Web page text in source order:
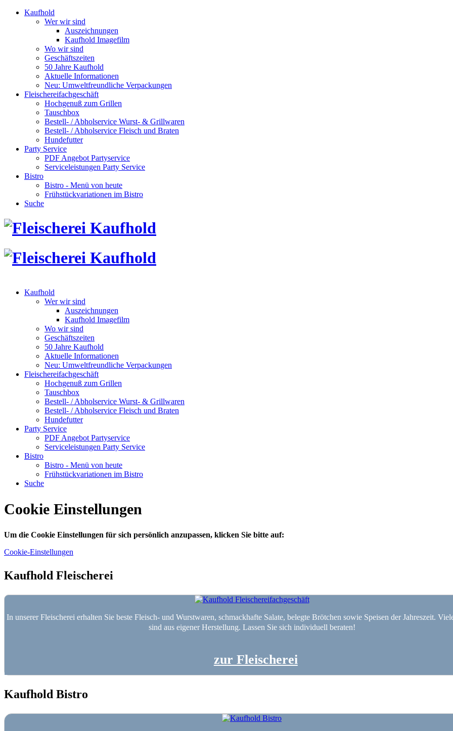
Kaufhold
Wer wir sind
Auszeichnungen
Kaufhold Imagefilm
Wo wir sind
Geschäftszeiten
50 Jahre Kaufhold
Aktuelle Informationen
Neu: Umweltfreundliche Verpackungen
Fleischereifachgeschäft
Hochgenuß zum Grillen
Tauschbox
Bestell- / Abholservice Wurst- & Grillwaren
Bestell- / Abholservice Fleisch und Braten
Hundefutter
Party Service
PDF Angebot Partyservice
Serviceleistungen Party Service
Bistro
Bistro - Menü von heute
Frühstückvariationen im Bistro
Suche
Kaufhold
Wer wir sind
Auszeichnungen
Kaufhold Imagefilm
Wo wir sind
Geschäftszeiten
50 Jahre Kaufhold
Aktuelle Informationen
Neu: Umweltfreundliche Verpackungen
Fleischereifachgeschäft
Hochgenuß zum Grillen
Tauschbox
Bestell- / Abholservice Wurst- & Grillwaren
Bestell- / Abholservice Fleisch und Braten
Hundefutter
Party Service
PDF Angebot Partyservice
Serviceleistungen Party Service
Bistro
Bistro - Menü von heute
Frühstückvariationen im Bistro
Suche
Cookie Einstellungen
Um die Cookie Einstellungen für sich persönlich anzupassen, klicken Sie bitte auf:
Cookie-Einstellungen
Kaufhold Fleischerei
In unserer Fleischerei erhalten Sie beste Fleisch- und Wurstwaren, schmackhafte Salate, belegte Brötchen sowie Speisen der Jahreszeit.
sind aus eigener Herstellung. Lassen Sie sich individuell beraten!
zur Fleischerei
Kaufhold Bistro